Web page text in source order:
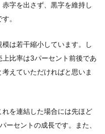
字を出さず、黒字を維持し
。
は若干縮小しています。し
比率は3パーセント前後であ
えていただければと思いま
を連結した場合には先ほど
ーセントの成長です。また、